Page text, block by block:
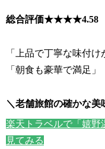
総合評価★★★★4.58
「上品で丁寧な味付け
「朝食も豪華で満足」
＼老舗旅館の確かな美
楽天トラベルで「嬉野
見てみる